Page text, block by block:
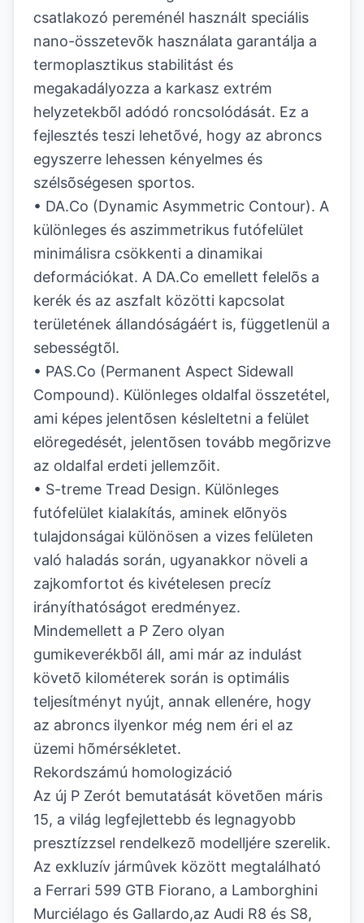
csatlakozó pereménél használt speciális
nano-összetevõk használata garantálja a
termoplasztikus stabilitást és
megakadályozza a karkasz extrém
helyzetekbõl adódó roncsolódását. Ez a
fejlesztés teszi lehetõvé, hogy az abroncs
egyszerre lehessen kényelmes és
szélsõségesen sportos.
• DA.Co (Dynamic Asymmetric Contour). A
különleges és aszimmetrikus futófelület
minimálisra csökkenti a dinamikai
deformációkat. A DA.Co emellett felelõs a
kerék és az aszfalt közötti kapcsolat
területének állandóságáért is, függetlenül a
sebességtõl.
• PAS.Co (Permanent Aspect Sidewall
Compound). Különleges oldalfal összetétel,
ami képes jelentõsen késleltetni a felület
elöregedését, jelentõsen tovább megõrizve
az oldalfal erdeti jellemzõit.
• S-treme Tread Design. Különleges
futófelület kialakítás, aminek elõnyös
tulajdonságai különösen a vizes felületen
való haladás során, ugyanakkor növeli a
zajkomfortot és kivételesen precíz
irányíthatóságot eredményez.
Mindemellett a P Zero olyan
gumikeverékbõl áll, ami már az indulást
követõ kilométerek során is optimális
teljesítményt nyújt, annak ellenére, hogy
az abroncs ilyenkor még nem éri el az
üzemi hõmérsékletet.
Rekordszámú homologizáció
Az új P Zerót bemutatását követõen máris
15, a világ legfejlettebb és legnagyobb
presztízzsel rendelkezõ modelljére szerelik.
Az exkluzív jármûvek között megtalálható
a Ferrari 599 GTB Fiorano, a Lamborghini
Murciélago és Gallardo,az Audi R8 és S8,